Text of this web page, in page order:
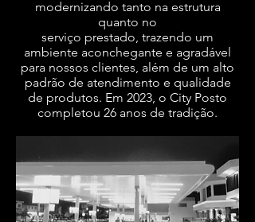
modernizando tanto na estrutura
quanto no
serviço prestado, trazendo um
ambiente aconchegante e agradável
para nossos clientes, além de um alto
padrão de atendimento e qualidade
de produtos. Em 2023, o City Posto
completou 26 anos de tradição.